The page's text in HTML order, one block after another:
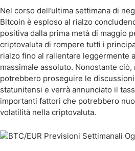
Nel corso dell’ultima settimana di
Bitcoin è esploso al rialzo
positiva dalla prima metà di maggio
criptovaluta di rompere tutti i
rialzo fino al rallentare leggermente
massimale assoluto. Nonostante
potrebbero proseguire le
statunitensi e verrà annunciato il
importanti fattori che potrebbero
volatilità nella criptovaluta.